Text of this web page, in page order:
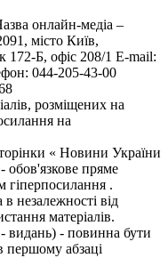
онлайн-медіа –
місто Київ,
Б, офіс 208/1 E-mail:
044-205-43-00
розміщених на
на
« Новини України
обов'язкове пряме
гіперпосилання .
незалежності від
матеріалів.
видань) - повинна бути
першому абзаці